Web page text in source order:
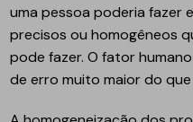
uma pessoa poderia fazer
precisos ou homogêneos
pode fazer. O fator
de erro muito maior do